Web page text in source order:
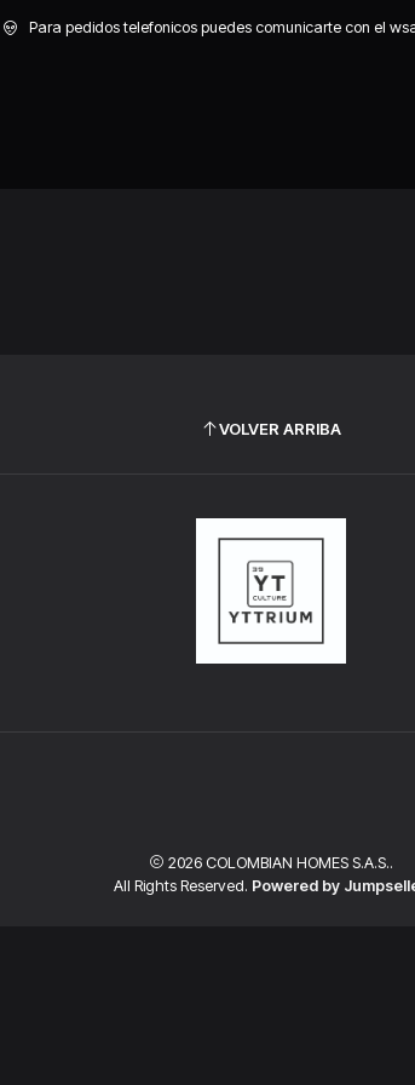
Para pedidos telefonicos puedes comunicarte con el
Home Blog
VOLVER ARRIBA
2026 COLOMBIAN HOMES S.A.S..
All Rights Reserved. Powered by